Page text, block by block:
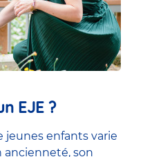
EJE ?
jeunes enfants varie
ancienneté, son